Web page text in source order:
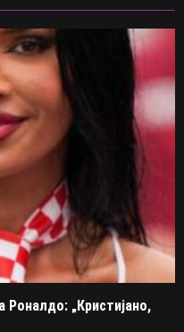
„Кристијано,